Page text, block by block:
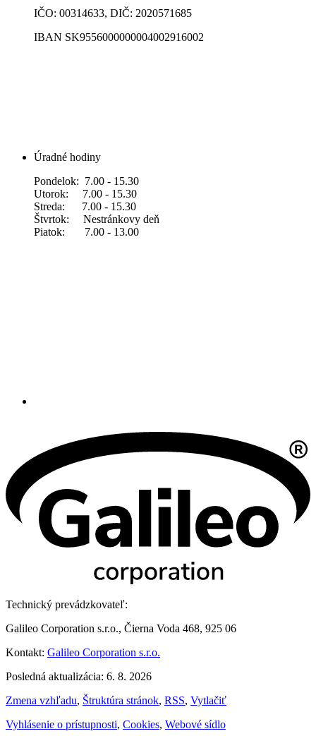
IČO: 00314633, DIČ: 2020571685
IBAN SK9556000000004002916002
Úradné hodiny
Pondelok: 7.00 - 15.30
Utorok: 7.00 - 15.30
Streda: 7.00 - 15.30
Štvrtok: Nestránkovy deň
Piatok: 7.00 - 13.00
Technický prevádzkovateľ:
Galileo Corporation s.r.o., Čierna Voda 468, 925 06
Kontakt: Galileo Corporation s.r.o.
Posledná aktualizácia: 6. 8. 2026
Zmena vzhľadu, Štruktúra stránok, RSS, Vytlačiť
Vyhlásenie o prístupnosti, Cookies, Webové sídlo